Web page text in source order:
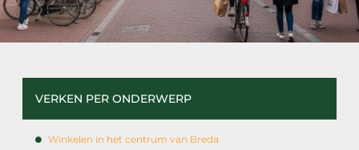
VERKEN PER ONDERWERP
Winkelen in het centrum van Breda